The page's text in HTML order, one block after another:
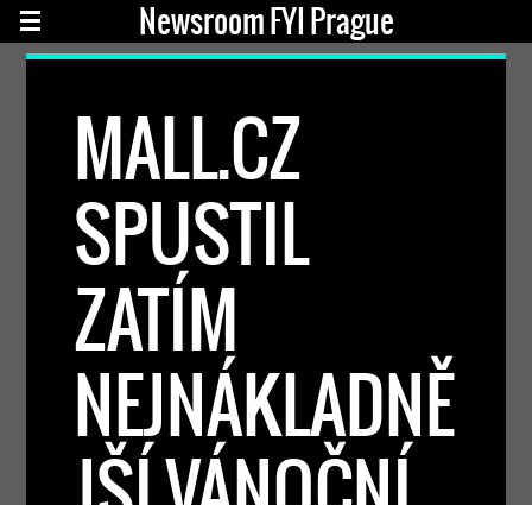
Newsroom FYI Prague
MALL.CZ
SPUSTIL
ZATÍM
NEJNÁKLADNĚ